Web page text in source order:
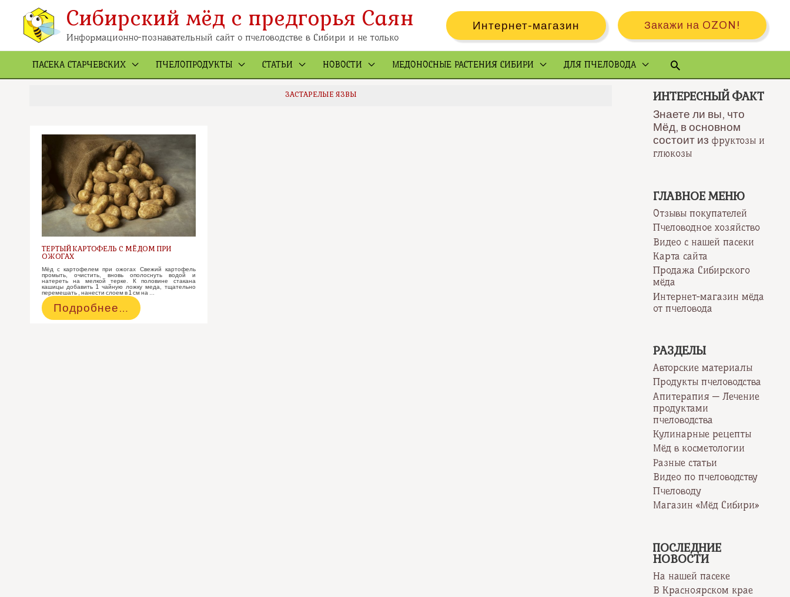
содержимому
Сибирский мёд с предгорья Саян
Информационно-познавательный сайт о пчеловодстве в Сибири и не только
Интернет-магазин Закажи на OZON!
ПАСЕКА СТАРЧЕВСКИХ ПЧЕЛОПРОДУКТЫ СТАТЬИ НОВОСТИ МЕДОНОСНЫЕ РАСТЕНИЯ СИБИРИ ДЛЯ ПЧЕЛОВОДА Поиск
ЗАСТАРЕЛЫЕ ЯЗВЫ
ТЕРТЫЙ КАРТОФЕЛЬ С МЁДОМ ПРИ
ОЖОГАХ
Мёд с картофелем при ожогах Свежий картофель
промыть, очистить, вновь ополоснуть водой и
натереть на мелкой терке. К половине стакана
кашицы добавить 1 чайную ложку меда, тщательно
перемешать , нанести слоем в 1 см на …
Тертый
картофель
Подробнее…
ИНТЕРЕСНЫЙ ФАКТ
Знаете ли вы, что
Мёд, в основном
состоит из фруктозы и
глюкозы
ГЛАВНОЕ МЕНЮ
Отзывы покупателей
Пчеловодное хозяйство
Видео с нашей пасеки
Карта сайта
Продажа Сибирского
мёда
Интернет-магазин мёда
от пчеловода
РАЗДЕЛЫ
Авторские материалы
Продукты пчеловодства
Апитерапия — Лечение
продуктами
пчеловодства
Кулинарные рецепты
Мёд в косметологии
Разные статьи
Видео по пчеловодству
Пчеловоду
Магазин «Мёд Сибири»
ПОСЛЕДНИЕ
НОВОСТИ
На нашей пасеке
В Красноярском крае